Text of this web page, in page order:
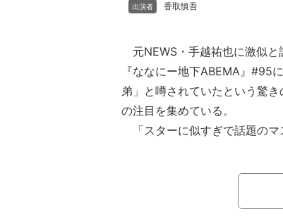
香取慎吾
元NEWS・手越祐也に激似と
『ななにー地下ABEMA』#95
弟」と噂されていたという驚
の注目を集めている。
「スターに似すぎで話題のマ
員として働く中岡圭さん(27)
グ剤TANTOのモデル写真が「
に話題になった人物だ。